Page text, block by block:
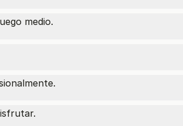
medio.